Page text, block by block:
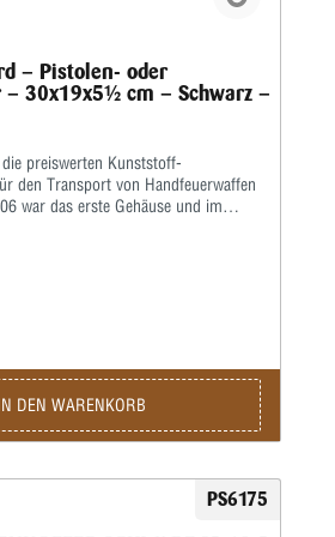
– Pistolen- oder
– 30x19x5½ cm – Schwarz –
preiswerten Kunststoff-
den Transport von Handfeuerwaffen
war das erste Gehäuse und im
Öffnen. Mit der
können Sie Ihre Waffe kurzfristig
806-40 Für
Revolver bis 6 Zoll Lauf.Außenmaße:
Innenmaße: 11,6" x 7,3" x 2,0"Hinweis:
DEN WARENKORB
PS6175